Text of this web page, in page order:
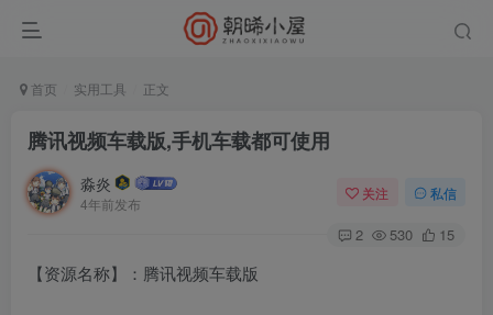
首页 实用工具 正文
腾讯视频车载版,手机车载都可使用
淼炎
4年前发布
关注 私信
2 530 15
【资源名称】：腾讯视频车载版